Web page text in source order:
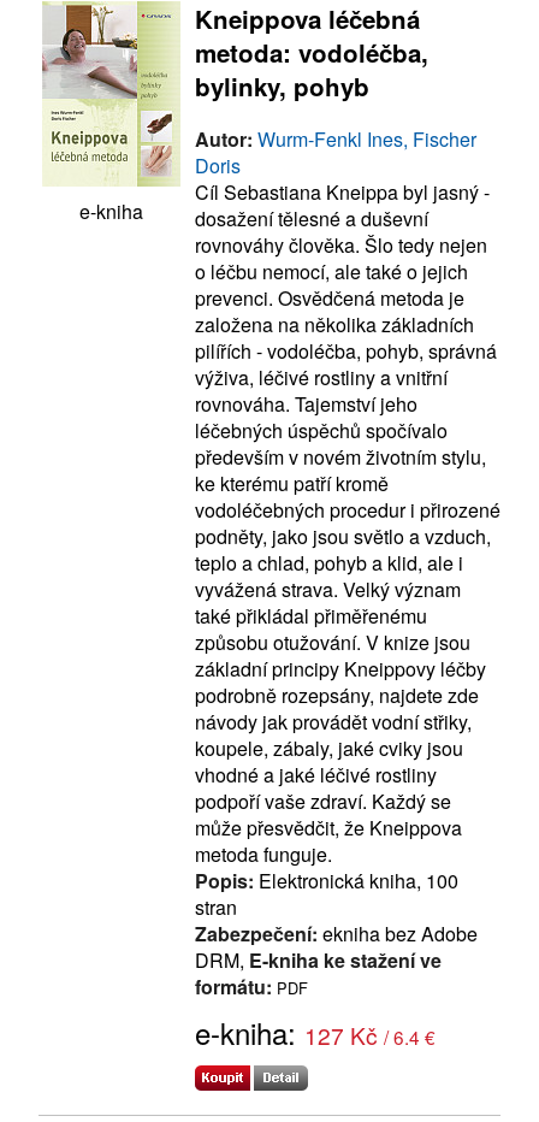
e-kniha
Kneippova léčebná
metoda: vodoléčba,
bylinky, pohyb
Autor: Wurm-Fenkl Ines, Fischer
Doris
Cíl Sebastiana Kneippa byl jasný -
dosažení tělesné a duševní
rovnováhy člověka. Šlo tedy nejen
o léčbu nemocí, ale také o jejich
prevenci. Osvědčená metoda je
založena na několika základních
pilířích - vodoléčba, pohyb, správná
výživa, léčivé rostliny a vnitřní
rovnováha. Tajemství jeho
léčebných úspěchů spočívalo
především v novém životním stylu,
ke kterému patří kromě
vodoléčebných procedur i přirozené
podněty, jako jsou světlo a vzduch,
teplo a chlad, pohyb a klid, ale i
vyvážená strava. Velký význam
také přikládal přiměřenému
způsobu otužování. V knize jsou
základní principy Kneippovy léčby
podrobně rozepsány, najdete zde
návody jak provádět vodní střiky,
koupele, zábaly, jaké cviky jsou
vhodné a jaké léčivé rostliny
podpoří vaše zdraví. Každý se
může přesvědčit, že Kneippova
metoda funguje.
Popis: Elektronická kniha, 100
stran
Zabezpečení: ekniha bez Adobe
DRM, E-kniha ke stažení ve
formátu: PDF
e-kniha: 127 Kč / 6.4 €